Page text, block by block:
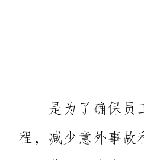
的一些主要内容：